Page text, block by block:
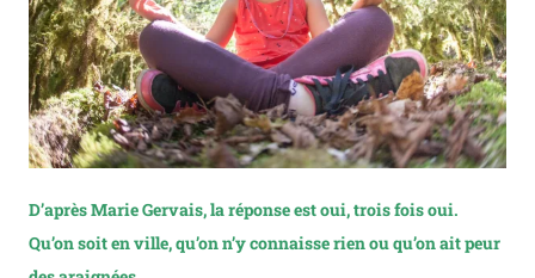
D’après Marie Gervais, la réponse est oui, trois fois oui.
Qu’on soit en ville, qu’on n’y connaisse rien ou qu’on ait peur